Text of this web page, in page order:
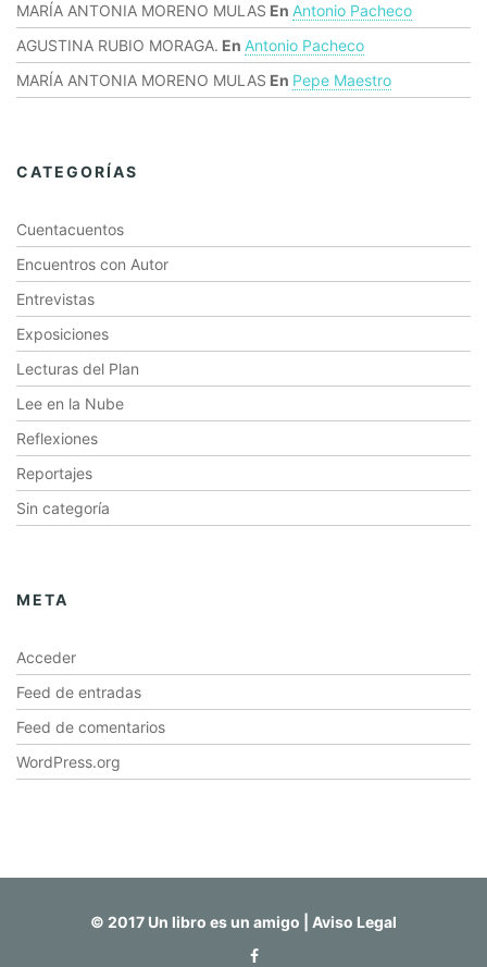
MARÍA ANTONIA MORENO MULAS En Antonio Pacheco
AGUSTINA RUBIO MORAGA. En Antonio Pacheco
MARÍA ANTONIA MORENO MULAS En Pepe Maestro
CATEGORÍAS
Cuentacuentos
Encuentros con Autor
Entrevistas
Exposiciones
Lecturas del Plan
Lee en la Nube
Reflexiones
Reportajes
Sin categoría
META
Acceder
Feed de entradas
Feed de comentarios
WordPress.org
© 2017 Un libro es un amigo | Aviso Legal